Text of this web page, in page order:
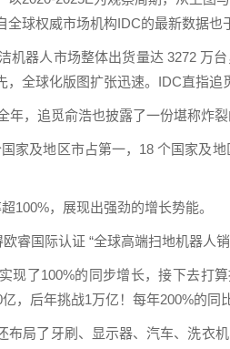
球权威市场机构IDC的最新数据也
机器人市场整体出货量达 3272 万
全球化版图扩张迅速。IDC直指追
年，追觅俞浩也披露了一份堪称炸裂
家及地区市占第一，18 个国家及
100%，展现出强劲的增长势能。
睿国际认证 “全球高端扫地机器人
现了100%的同步增长，接下去打算
，后年挑战1万亿！每年200%的同
布局了牙刷、显示器、汽车、洗衣